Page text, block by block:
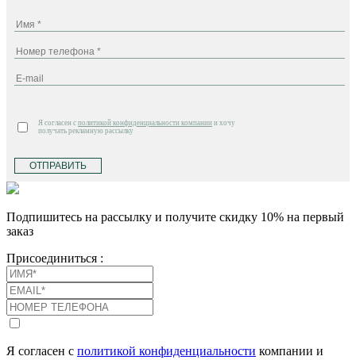
Я согласен с политикой конфиденциальности компании и хочу
получать рекламную рассылку
ОТПРАВИТЬ
Подпишитесь на рассылку и получите скидку 10% на первый
заказ
Присоединиться :
Я согласен с политикой конфиденциальности компании и